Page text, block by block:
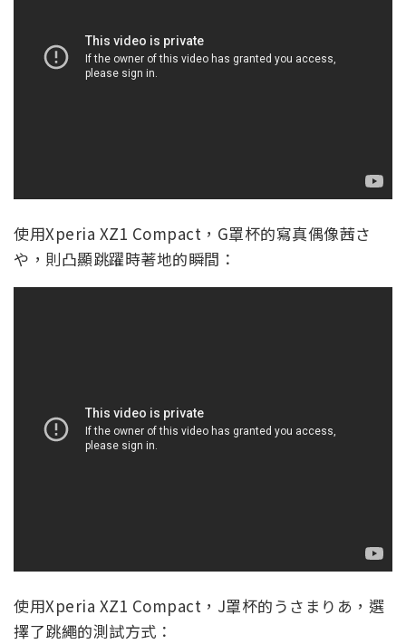
使用Xperia XZ1 Compact，G罩杯的寫真偶像茜さ
や，則凸顯跳躍時著地的瞬間：
使用Xperia XZ1 Compact，J罩杯的うさまりあ，選
擇了跳繩的測試方式：